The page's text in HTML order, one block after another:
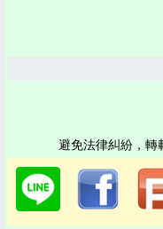
避免法律糾紛，轉